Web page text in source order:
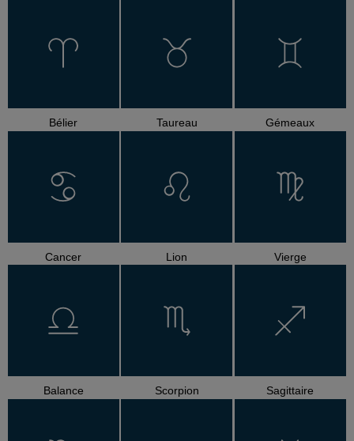
Bélier Taureau Gémeaux
Cancer Lion Vierge
Balance Scorpion Sagittaire